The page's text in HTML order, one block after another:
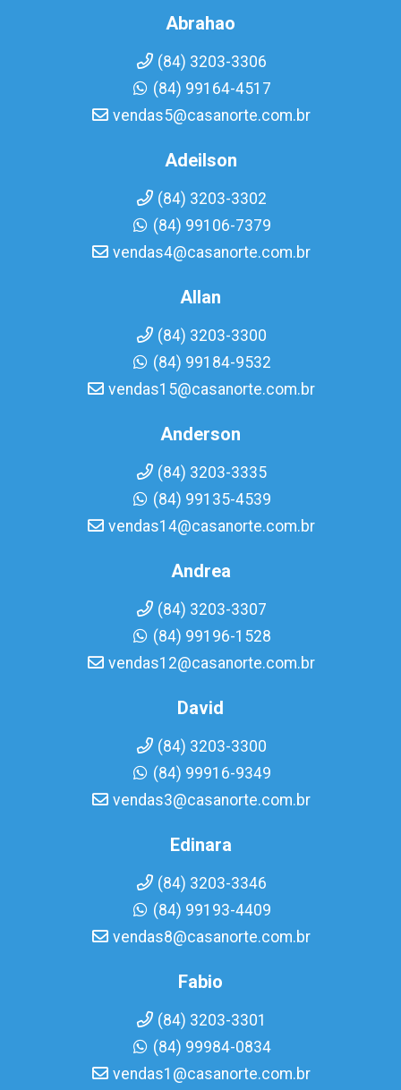
Abrahao
(84) 3203-3306
(84) 99164-4517
vendas5@casanorte.com.br
Adeilson
(84) 3203-3302
(84) 99106-7379
vendas4@casanorte.com.br
Allan
(84) 3203-3300
(84) 99184-9532
vendas15@casanorte.com.br
Anderson
(84) 3203-3335
(84) 99135-4539
vendas14@casanorte.com.br
Andrea
(84) 3203-3307
(84) 99196-1528
vendas12@casanorte.com.br
David
(84) 3203-3300
(84) 99916-9349
vendas3@casanorte.com.br
Edinara
(84) 3203-3346
(84) 99193-4409
vendas8@casanorte.com.br
Fabio
(84) 3203-3301
(84) 99984-0834
vendas1@casanorte.com.br